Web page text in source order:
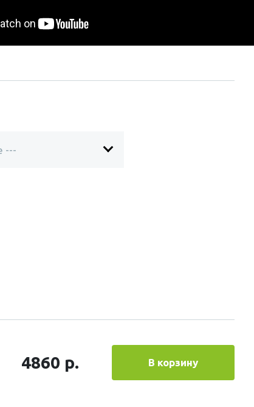
4860 р. В корзину